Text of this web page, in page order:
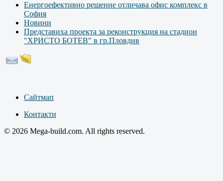
Енергоефективно решение отличава офис комплекс в
София
Новини
Представиха проекта за реконструкция на стадион
"ХРИСТО БОТЕВ" в гр.Пловдив
Сайтмап
Контакти
© 2026 Mega-build.com. All rights reserved.